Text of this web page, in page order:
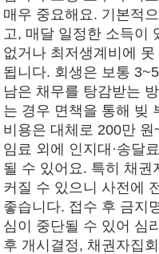
매우 중요해요. 기본적
고, 매달 일정한 소득이
없거나 최저생계비에
됩니다. 회생은 보통
남은 채무를 탕감받는
는 경우 면책을 통해 빚
비용은 대체로 200만
임료 외에 인지대·송달
될 수 있어요. 특히 채권
커질 수 있으니 사전에
좋습니다. 접수 후 금지
심이 중단될 수 있어 심
후 개시결정, 채권자집